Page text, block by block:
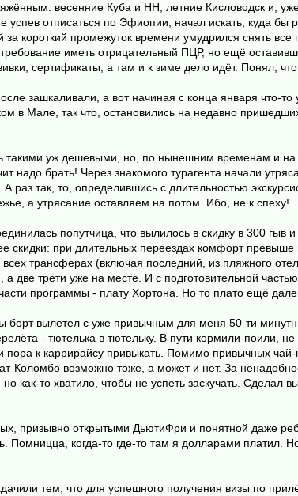
весенние Куба и НН, летние Кисловодск и,
успев отписаться по Эфиопии, начал искать, куда
короткий промежуток времени умудрился снять
иметь отрицательный ПЦР, но ещё
сертификаты, а там и к зиме дело идёт. Понял,
зашкаливали, а вот начиная с конца января что-
в Мале, так что, остановились на недавно
такими уж дешевыми, но, по нынешним временам и
надо брать! Через знакомого турагента начали
раз так, то, определившись с длительностью
а утрясание оставляем на потом. Ибо, не к спеху!
попутчица, что вылилось в скидку в 300
скидки: при длительных переездах комфорт
трансферах (включая последний, из пляжного
а две трети уже на месте. И с подготовительной
программы - плату Хортона. Но то плато ещё
вылетел с уже привычным для меня 50-ти
- тютелька в тютельку. В пути кормили-поили, не
пора к каррирайсу привыкать. Помимо привычных
Коломбо возможно тоже, а может и нет. За
как-то хватило, чтобы не успеть заскучать. Сделал
призывно открытыми ДьютиФри и понятной даже
Помницца, когда-то где-то там я долларами платил.
тем, что для успешного получения визы по